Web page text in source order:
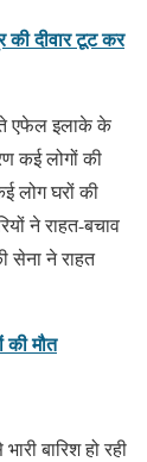
की दीवार टूट कर
एफेल इलाके के
कई लोगों की
लोग घरों की
ने राहत-बचाव
सेना ने राहत
की मौत
बारिश हो रही